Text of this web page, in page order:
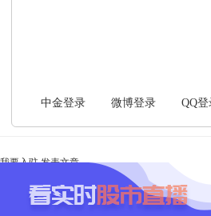
中金登录 微博登录 QQ登
我要入驻 发表文章
Ta未开启直播